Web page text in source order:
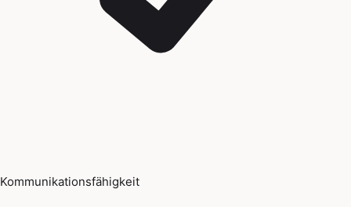
Kommunikationsfähigkeit